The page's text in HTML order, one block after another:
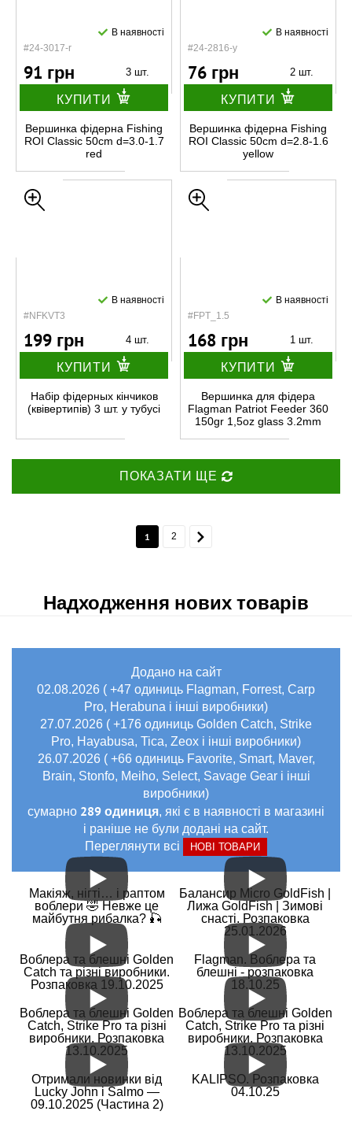
#24-3017-r
В наявності
91 грн 3 шт.
КУПИТИ
Вершинка фідерна Fishing
ROI Classic 50cm d=3.0-1.7
red
#24-2816-y
В наявності
76 грн 2 шт.
КУПИТИ
Вершинка фідерна Fishing
ROI Classic 50cm d=2.8-1.6
yellow
#NFKVT3
В наявності
199 грн 4 шт.
КУПИТИ
Набір фідерных кінчиков
(квівертипів) 3 шт. у тубусі
#FPT_1.5
В наявності
168 грн 1 шт.
КУПИТИ
Вершинка для фідера
Flagman Patriot Feeder 360
150gr 1,5oz glass 3.2mm
ПОКАЗАТИ ЩЕ
1 2
Надходження нових товарів
Додано на сайт
02.08.2026 ( +47 одиниць Flagman, Forrest, Carp
Pro, Herabuna і інші виробники)
27.07.2026 ( +176 одиниць Golden Catch, Strike
Pro, Hayabusa, Tica, Zeox і інші виробники)
26.07.2026 ( +66 одиниць Favorite, Smart, Maver,
Brain, Stonfo, Meiho, Select, Savage Gear і інші
виробники)
сумарно 289 одиниця, які є в наявності в магазині
і раніше не були додані на сайт.
Переглянути всі
НОВІ ТОВАРИ
Макіяж, нігті… і раптом
воблери 🤣 Невже це
майбутня рибалка? 🎣
Балансир Micro GoldFish |
Лижа GoldFish | Зимові
снасті. Розпаковка
25.01.2026
Воблера та блешні Golden
Catch та різні виробники.
Розпаковка 19.10.2025
Flagman. Воблера та
блешні - розпаковка
18.10.25
Воблера та блешні Golden
Catch, Strike Pro та різні
виробники. Розпаковка
13.10.2025
Воблера та блешні Golden
Catch, Strike Pro та різні
виробники. Розпаковка
13.10.2025
Отримали новинки від
Lucky John і Salmo —
09.10.2025 (Частина 2)
KALIPSO. Розпаковка
04.10.25